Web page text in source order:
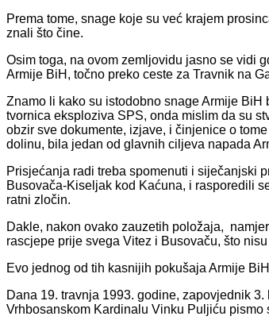
Prema tome, snage koje su već krajem
znali što čine.
Osim toga, na ovom zemljovidu jasno se vidi
Armije BiH, točno preko ceste za Travnik na
Znamo li kako su istodobno snage Armije
tvornica eksploziva SPS, onda mislim da su
obzir sve dokumente, izjave, i činjenice o
dolinu, bila jedan od glavnih ciljeva napada
Prisjećanja radi treba spomenuti i siječanjski
Busovača-Kiseljak kod Kaćuna, i rasporedili
ratni zločin.
Dakle, nakon ovako zauzetih položaja,
rascjepe prije svega Vitez i Busovaču, što
Evo jednog od tih kasnijih pokušaja Armije
Dana 19. travnja 1993. godine, zapovjednik
Vrhbosanskom Kardinalu Vinku Puljiću pismo